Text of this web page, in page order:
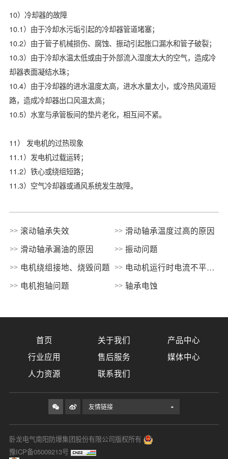
10）冷却器的故障
10.1）由于冷却水污垢引起的冷却器管道堵塞；
10.2）由于管子机械损伤、腐蚀、振动引起胀口漏水和管子破裂；
10.3）由于冷却水温太低或由于外部流入湿度太大的空气，造成冷
却器表面凝结水珠；
10.4）由于冷却器的进水温度太高，进水水量太小，或冷热风道短
路，造成冷却器出口风温太高；
10.5）水室与承管板间的垫片老化，相互间不紧。
11） 发电机的过热现象
11.1）发电机过载运转；
11.2）铁心或绕组短路；
11.3）空气冷却器或通风系统发生故障。
滚动轴承失效
滑动轴承温度过高的原因
滑动轴承漏油的原因
振动问题
电机绕组接地、烧毁问题
电动机运行时电流不平
衡，且相差很大问题
电机抱轴问题 轴承电蚀
首页 关于我们
产品中心
行业应用
售后服务
媒体中心
人力资源
联系我们
友情链接
卧龙电气南阳防爆集团股份有限公司版权所有
豫ICP备05009213号